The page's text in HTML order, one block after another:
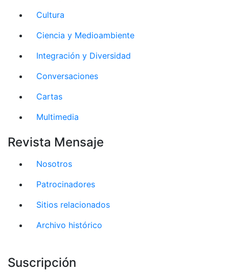
Cultura
Ciencia y Medioambiente
Integración y Diversidad
Conversaciones
Cartas
Multimedia
Revista Mensaje
Nosotros
Patrocinadores
Sitios relacionados
Archivo histórico
Suscripción